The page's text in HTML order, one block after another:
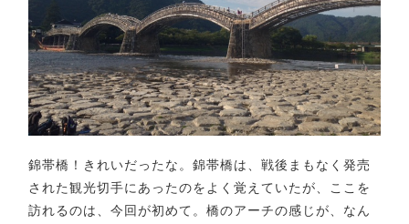
錦帯橋！きれいだったな。錦帯橋は、戦後まもなく発売
された観光切手にあったのをよく覚えていたが、ここを
訪れるのは、今回が初めて。橋のアーチの感じが、なん